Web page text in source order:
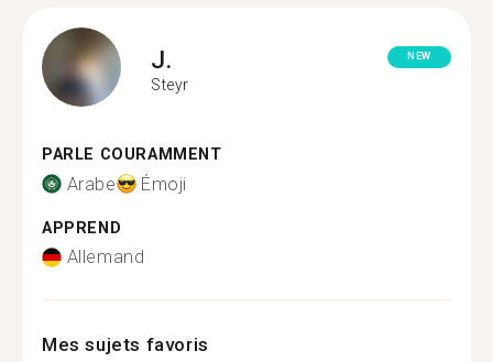
J.
Steyr
NEW
PARLE COURAMMENT
Arabe Émoji
APPREND
Allemand
Mes sujets favoris